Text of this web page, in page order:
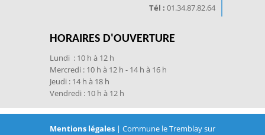
Tél : 01.34.87.82.64
HORAIRES D'OUVERTURE
Lundi : 10 h à 12 h
Mercredi : 10 h à 12 h - 14 h à 16 h
Jeudi : 14 h à 18 h
Vendredi : 10 h à 12 h
Mentions légales | Commune le Tremblay sur